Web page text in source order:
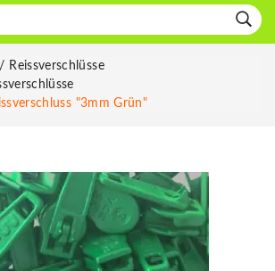
Reissverschlüsse
"3mm Grün"